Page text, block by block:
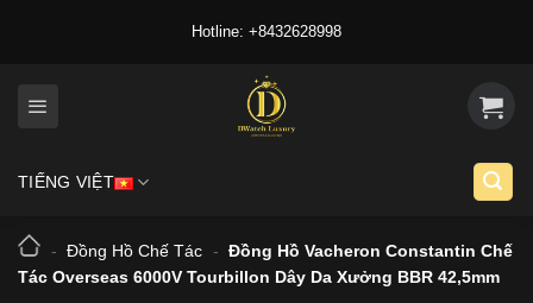
Hotline: +8432628998
TIẾNG VIỆT
- Đồng Hồ Chế Tác - Đồng Hồ Vacheron Constantin Chế
Tác Overseas 6000V Tourbillon Dây Da Xưởng BBR 42,5mm